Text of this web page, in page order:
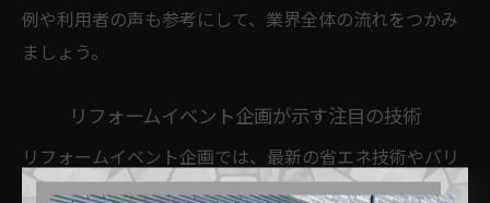
例や利用者の声も参考にして、業界全体の流れをつかみ
ましょう。
リフォームイベント企画が示す注目の技術
リフォームイベント企画では、最新の省エネ技術やバリ
アフリー製品、IoT住宅設備などが続々と発表されていま